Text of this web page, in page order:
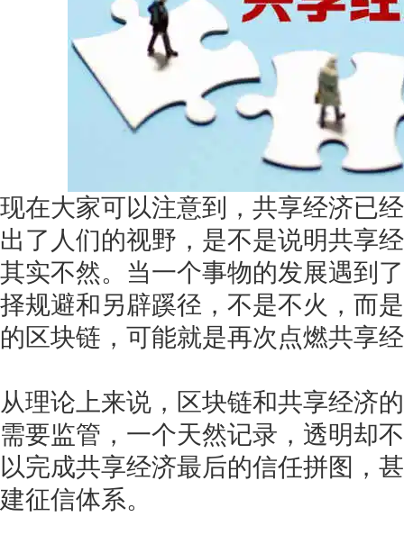
现在大家可以注意到，共享经济已
出了人们的视野，是不是说明共享
其实不然。当一个事物的发展遇到
择规避和另辟蹊径，不是不火，而
的区块链，可能就是再次点燃共享
从理论上来说，区块链和共享经济
需要监管，一个天然记录，透明却
以完成共享经济最后的信任拼图，
建征信体系。
扫码添加[商务总监]沟通方案
扫码沟通